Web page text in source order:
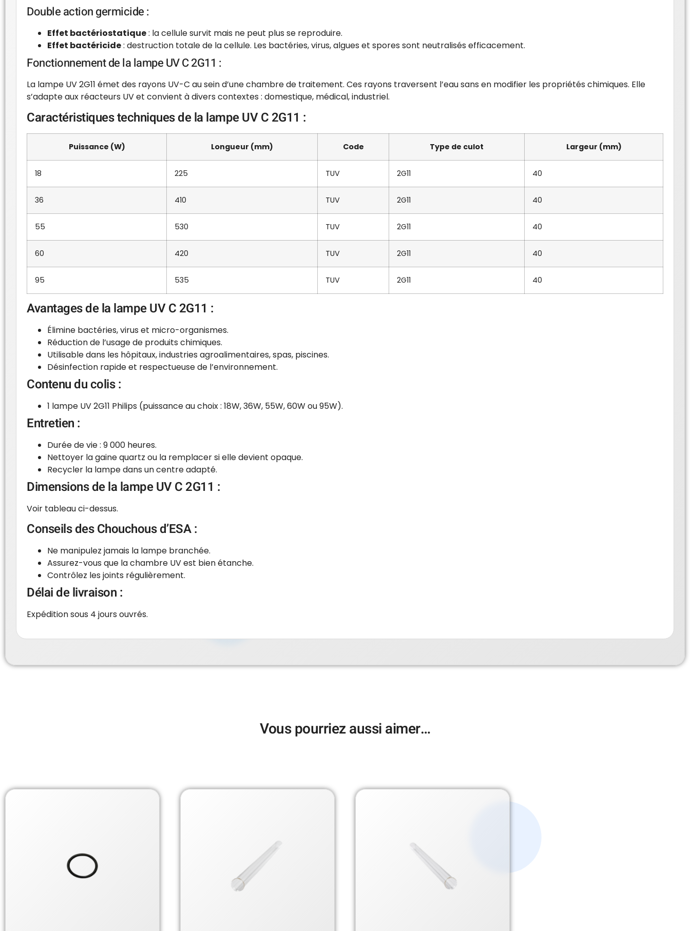
Double action germicide :
Effet bactériostatique: la cellule survit mais ne peut plus se reproduire.
Effet bactéricide: destruction totale de la cellule. Les bactéries, virus, algues et spores sont neutralisés efficacement.
Fonctionnement de la lampe UV C 2G11 :
La lampe UV 2G11 émet des rayons UV-C au sein d’une chambre de traitement. Ces rayons traversent l’eau sans en modifier les propriétés chimiques. Elle
s’adapte aux réacteurs UV et convient à divers contextes : domestique, médical, industriel.
Caractéristiques techniques de la lampe UV C 2G11 :
Puissance (W) Longueur (mm) Code Type de culot Largeur (mm)
18 225 TUV 2G11 40
36 410 TUV 2G11 40
55 530 TUV 2G11 40
60 420 TUV 2G11 40
95 535 TUV 2G11 40
Avantages de la lampe UV C 2G11 :
Élimine bactéries, virus et micro-organismes.
Réduction de l’usage de produits chimiques.
Utilisable dans les hôpitaux, industries agroalimentaires, spas, piscines.
Désinfection rapide et respectueuse de l’environnement.
Contenu du colis :
1 lampe UV 2G11 Philips (puissance au choix : 18W, 36W, 55W, 60W ou 95W).
Entretien :
Durée de vie : 9 000 heures.
Nettoyer la gaine quartz ou la remplacer si elle devient opaque.
Recycler la lampe dans un centre adapté.
Dimensions de la lampe UV C 2G11 :
Voir tableau ci-dessus.
Conseils des Chouchous d’ESA :
Ne manipulez jamais la lampe branchée.
Assurez-vous que la chambre UV est bien étanche.
Contrôlez les joints régulièrement.
Délai de livraison :
Expédition sous 4 jours ouvrés.
Vous pourriez aussi aimer…